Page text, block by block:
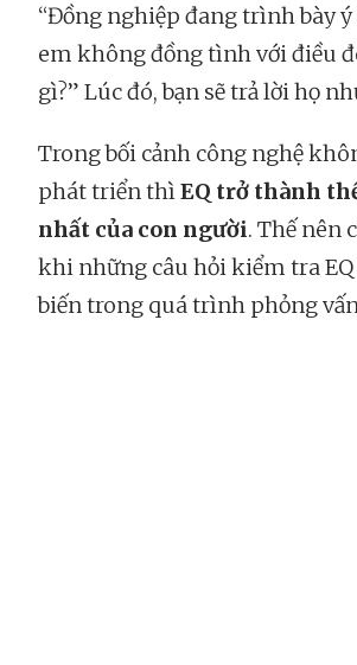
“Đồng nghiệp đang trình bày
em không đồng tình với điều
gì?” Lúc đó, bạn sẽ trả lời họ
Trong bối cảnh công nghệ
phát triển thìEQ trở thành
nhất của con người. Thế nên
khi những câu hỏi kiểm tra
biến trong quá trình phỏng